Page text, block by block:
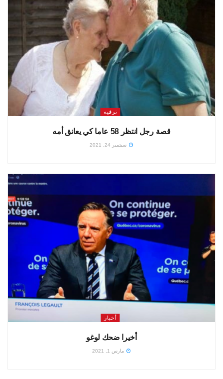
ترفيه
قصة رجل انتظر 58 عاما كي يعانق أمه
سبتمبر 24, 2021
أخبار
أخيرا ضحك لوغو
مارس 1, 2021